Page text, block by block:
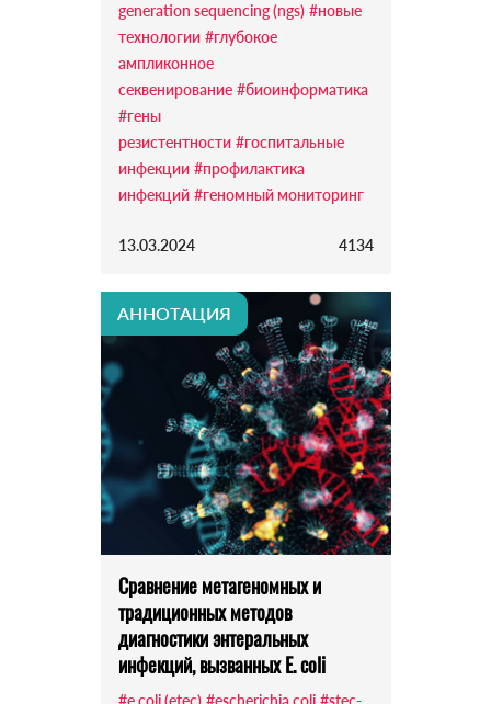
generation sequencing (ngs) #новые
технологии #глубокое
ампликонное
секвенирование #биоинформатика
#гены
резистентности #госпитальные
инфекции #профилактика
инфекций #геномный мониторинг
13.03.2024 4134
АННОТАЦИЯ
Сравнение метагеномных и
традиционных методов
диагностики энтеральных
инфекций, вызванных E. coli
#e.coli (etec) #escherichia coli #stec-